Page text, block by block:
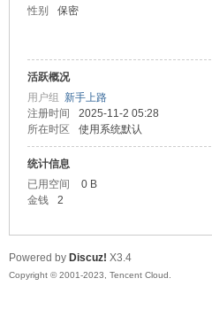
性别 保密
活跃概况
用户组 新手上路
注册时间
2025-11-2 05:28
所在时区
使用系统默认
统计信息
已用空间
0 B
金钱
2
Powered by Discuz! X3.4
Copyright © 2001-2023, Tencent Cloud.